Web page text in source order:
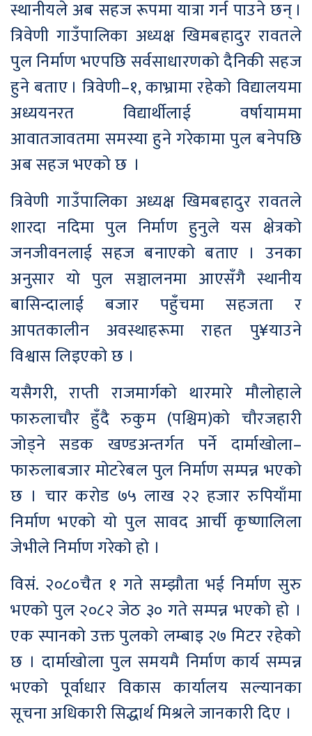
स्थानीयले अब सहज रूपमा यात्रा गर्न पाउने छन् ।
त्रिवेणी गाउँपालिका अध्यक्ष खिमबहादुर रावतले
पुल निर्माण भएपछि सर्वसाधारणको दैनिकी सहज
हुने बताए । त्रिवेणी–१, काभ्रामा रहेको विद्यालयमा
अध्ययनरत विद्यार्थीलाई वर्षायाममा
आवातजावतमा समस्या हुने गरेकामा पुल बनेपछि
अब सहज भएको छ ।
त्रिवेणी गाउँपालिका अध्यक्ष खिमबहादुर रावतले
शारदा नदिमा पुल निर्माण हुनुले यस क्षेत्रको
जनजीवनलाई सहज बनाएको बताए । उनका
अनुसार यो पुल सञ्चालनमा आएसँगै स्थानीय
बासिन्दालाई बजार पहुँचमा सहजता र
आपतकालीन अवस्थाहरूमा राहत पु¥याउने
विश्वास लिइएको छ ।
यसैगरी, राप्ती राजमार्गको थारमारे मौलोहाले
फारुलाचौर हुँदै रुकुम (पश्चिम)को चौरजहारी
जोड्ने सडक खण्डअन्तर्गत पर्ने दार्माखोला–
फारुलाबजार मोटरेबल पुल निर्माण सम्पन्न भएको
छ । चार करोड ७५ लाख २२ हजार रुपियाँमा
निर्माण भएको यो पुल सावद आर्ची कृष्णालिला
जेभीले निर्माण गरेको हो ।
विसं. २०८०चैत १ गते सम्झौता भई निर्माण सुरु
भएको पुल २०८२ जेठ ३० गते सम्पन्न भएको हो ।
एक स्पानको उक्त पुलको लम्बाइ २७ मिटर रहेको
छ । दार्माखोला पुल समयमै निर्माण कार्य सम्पन्न
भएको पूर्वाधार विकास कार्यालय सल्यानका
सूचना अधिकारी सिद्धार्थ मिश्रले जानकारी दिए ।